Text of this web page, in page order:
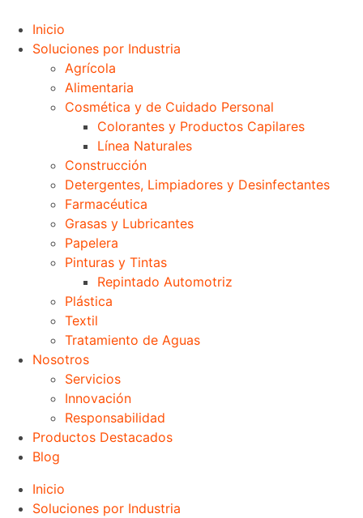
Inicio
Soluciones por Industria
Agrícola
Alimentaria
Cosmética y de Cuidado Personal
Colorantes y Productos Capilares
Línea Naturales
Construcción
Detergentes, Limpiadores y Desinfectantes
Farmacéutica
Grasas y Lubricantes
Papelera
Pinturas y Tintas
Repintado Automotriz
Plástica
Textil
Tratamiento de Aguas
Nosotros
Servicios
Innovación
Responsabilidad
Productos Destacados
Blog
Inicio
Soluciones por Industria